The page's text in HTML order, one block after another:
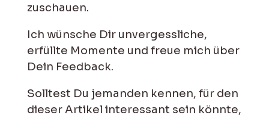
zuschauen.
Ich wünsche Dir unvergessliche,
erfüllte Momente und freue mich über
Dein Feedback.
Solltest Du jemanden kennen, für den
dieser Artikel interessant sein könnte,